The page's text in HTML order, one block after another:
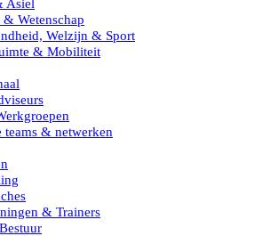
Asiel
Wetenschap
Welzijn & Sport
& Mobiliteit
teams & netwerken
& Trainers